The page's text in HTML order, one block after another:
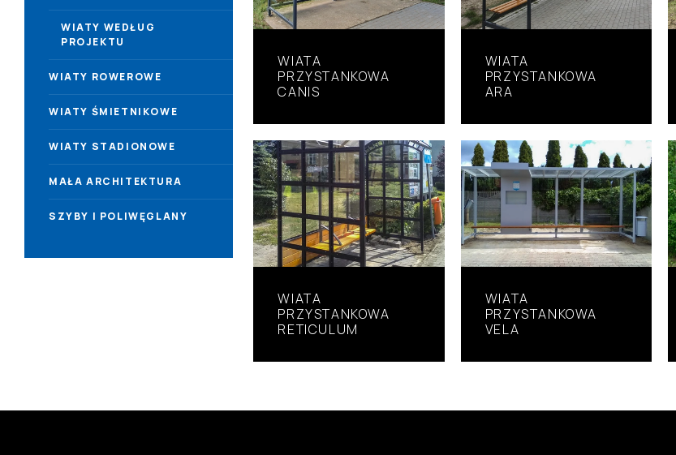
WIATY WEDŁUG
PROJEKTU
WIATY ROWEROWE
WIATY ŚMIETNIKOWE
WIATY STADIONOWE
MAŁA ARCHITEKTURA
SZYBY I POLIWĘGLANY
WIATA
PRZYSTANKOWA
CANIS
WIATA
PRZYSTANKOWA
ARA
WIATA
PRZYSTANKOWA
RETICULUM
WIATA
PRZYSTANKOWA
VELA